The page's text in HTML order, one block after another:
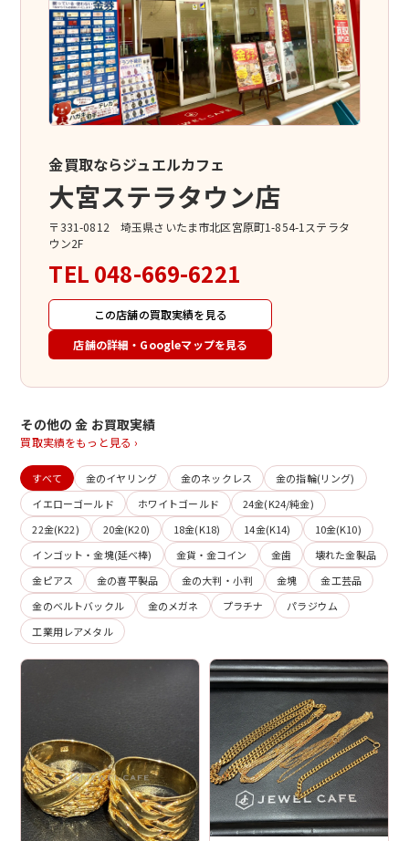
金買取ならジュエルカフェ
大宮ステラタウン店
〒331-0812 埼玉県さいたま市北区宮原町1-854-1ステラタ
ウン2F
TEL 048-669-6221
この店舗の買取実績を見る
店舗の詳細・Googleマップを見る
その他の 金 お買取実績
買取実績をもっと見る ›
すべて 金のイヤリング 金のネックレス
金の指輪(リング)
イエローゴールド
ホワイトゴールド
24金(K24/純金)
22金(K22)
20金(K20) 18金(K18) 14金(K14)
10金(K10)
インゴット・金塊(延べ棒)
金貨・金コイン 金歯
壊れた金製品
金ピアス
金の喜平製品 金の大判・小判 金塊
金工芸品
金のベルトバックル
金のメガネ プラチナ
パラジウム
工業用レアメタル